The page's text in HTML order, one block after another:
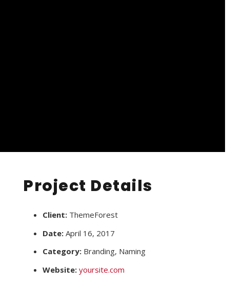
Project Details
Client:ThemeForest
Date:April 16, 2017
Category:Branding, Naming
Website: yoursite.com